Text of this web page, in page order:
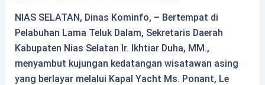
NIAS SELATAN, Dinas Kominfo, – Bertempat di
Pelabuhan Lama Teluk Dalam, Sekretaris Daerah
Kabupaten Nias Selatan Ir. Ikhtiar Duha, MM.,
menyambut kujungan kedatangan wisatawan asing
yang berlayar melalui Kapal Yacht Ms. Ponant, Le